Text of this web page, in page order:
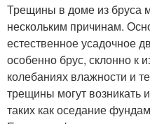
Трещины в доме из бруса
нескольким причинам.
естественное усадочное
особенно брус, склонно к
колебаниях влажности и
трещины могут возникать
таких как оседание